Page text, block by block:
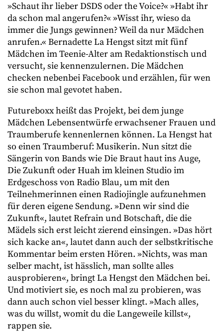
»Schaut ihr lieber DSDS oder the Voice?« »Habt ihr
da schon mal angerufen?« »Wisst ihr, wieso da
immer die Jungs gewinnen? Weil da nur Mädchen
anrufen.« Bernadette La Hengst sitzt mit fünf
Mädchen im Teenie-Alter am Redaktionstisch und
versucht, sie kennenzulernen. Die Mädchen
checken nebenbei Facebook und erzählen, für wen
sie schon mal gevotet haben.
Futureboxx heißt das Projekt, bei dem junge
Mädchen Lebensentwürfe erwachsener Frauen und
Traumberufe kennenlernen können. La Hengst hat
so einen Traumberuf: Musikerin. Nun sitzt die
Sängerin von Bands wie Die Braut haut ins Auge,
Die Zukunft oder Huah im kleinen Studio im
Erdgeschoss von Radio Blau, um mit den
Teilnehmerinnen einen Radiojingle aufzunehmen
für deren eigene Sendung. »Denn wir sind die
Zukunft«, lautet Refrain und Botschaft, die die
Mädels sich erst leicht zierend einsingen. »Das hört
sich kacke an«, lautet dann auch der selbstkritische
Kommentar beim ersten Hören. »Nichts, was man
selber macht, ist hässlich, man sollte alles
ausprobieren«, bringt La Hengst den Mädchen bei.
Und motiviert sie, es noch mal zu probieren, was
dann auch schon viel besser klingt. »Mach alles,
was du willst, womit du die Langeweile killst«,
rappen sie.